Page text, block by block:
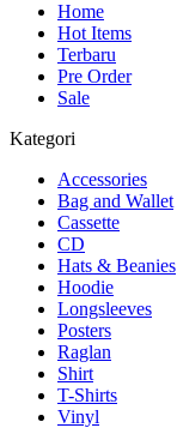
Home
Hot Items
Terbaru
Pre Order
Sale
Kategori
Accessories
Bag and Wallet
Cassette
CD
Hats & Beanies
Hoodie
Longsleeves
Posters
Raglan
Shirt
T-Shirts
Vinyl